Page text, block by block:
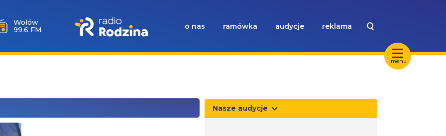
menu
Wołów
99.6 FM
o nas ramówka audycje reklama
Nasze audycje